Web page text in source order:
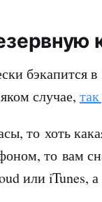
бэкапится
случае,
то хоть
то вам
или iTunes,